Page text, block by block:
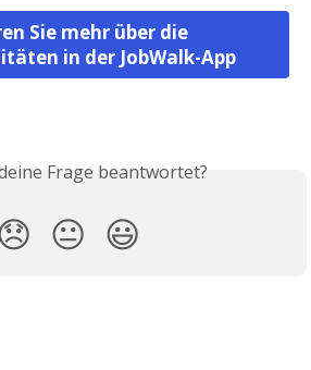
Sie mehr über die
in der JobWalk-App
Frage beantwortet?
😐 😃